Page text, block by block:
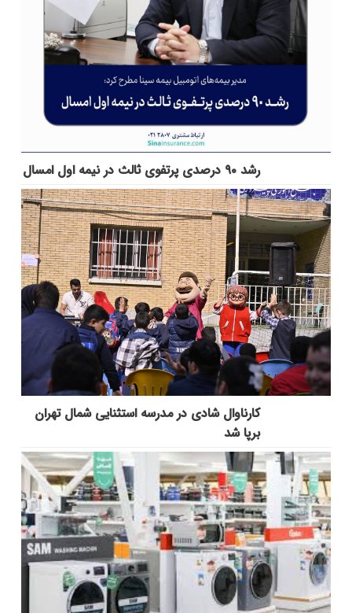
رشد ۹۰ درصدی پرتفوی ثالث در نیمه اول امسال
کارناوال شادی در مدرسه استثنایی شمال تهران
برپا شد